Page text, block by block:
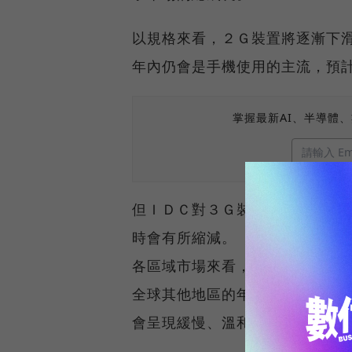
以規格來看，２Ｇ裝置將逐漸下
年內仍會是手機使用的主流，預
掌握最新AI、半導體
但ＩＤＣ對３Ｇ裝置的出貨成長
時會有所縮減。
各區域市場來看，各地區出貨量
全球其他地區的年複合成長率分
會呈現緩慢、溫和的成長，而出